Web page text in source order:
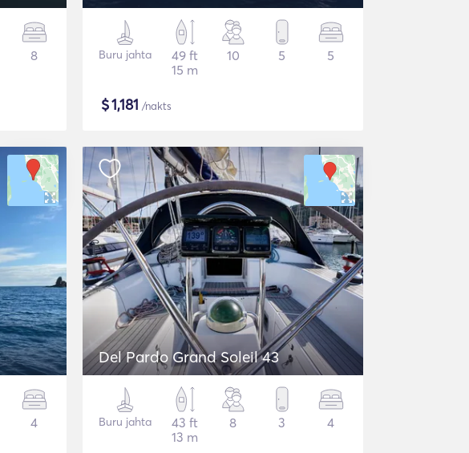
8 Buru jahta
49 ft
15 m
10 5 5
$1,181 /nakts
4
Del Pardo Grand Soleil 43
Buru jahta
43 ft
13 m
8 3 4